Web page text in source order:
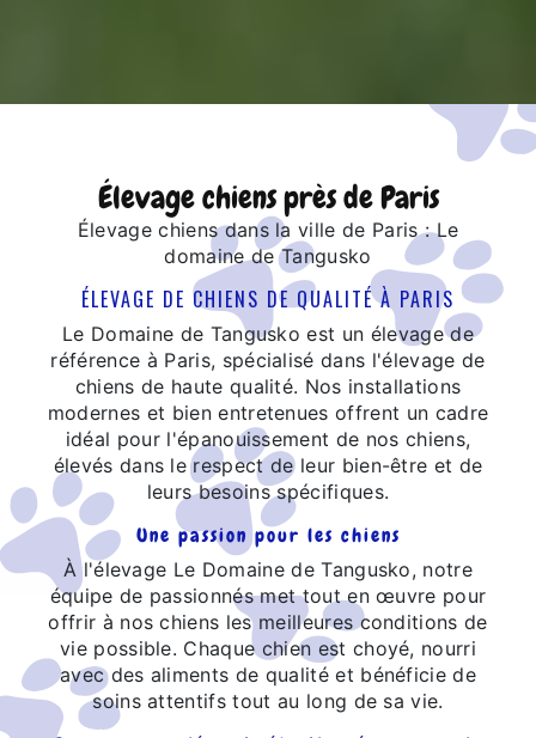
Élevage chiens près de Paris
Élevage chiens dans la ville de Paris : Le
domaine de Tangusko
ÉLEVAGE DE CHIENS DE QUALITÉ À PARIS
Le Domaine de Tangusko est un élevage de
référence à Paris, spécialisé dans l'élevage de
chiens de haute qualité. Nos installations
modernes et bien entretenues offrent un cadre
idéal pour l'épanouissement de nos chiens,
élevés dans le respect de leur bien-être et de
leurs besoins spécifiques.
Une passion pour les chiens
À l'élevage Le Domaine de Tangusko, notre
équipe de passionnés met tout en œuvre pour
offrir à nos chiens les meilleures conditions de
vie possible. Chaque chien est choyé, nourri
avec des aliments de qualité et bénéficie de
soins attentifs tout au long de sa vie.